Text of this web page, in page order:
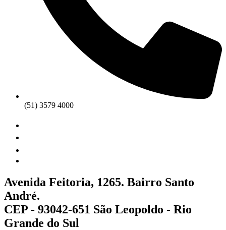
(51) 3579 4000
Avenida Feitoria, 1265. Bairro Santo
André.
CEP - 93042-651 São Leopoldo - Rio
Grande do Sul